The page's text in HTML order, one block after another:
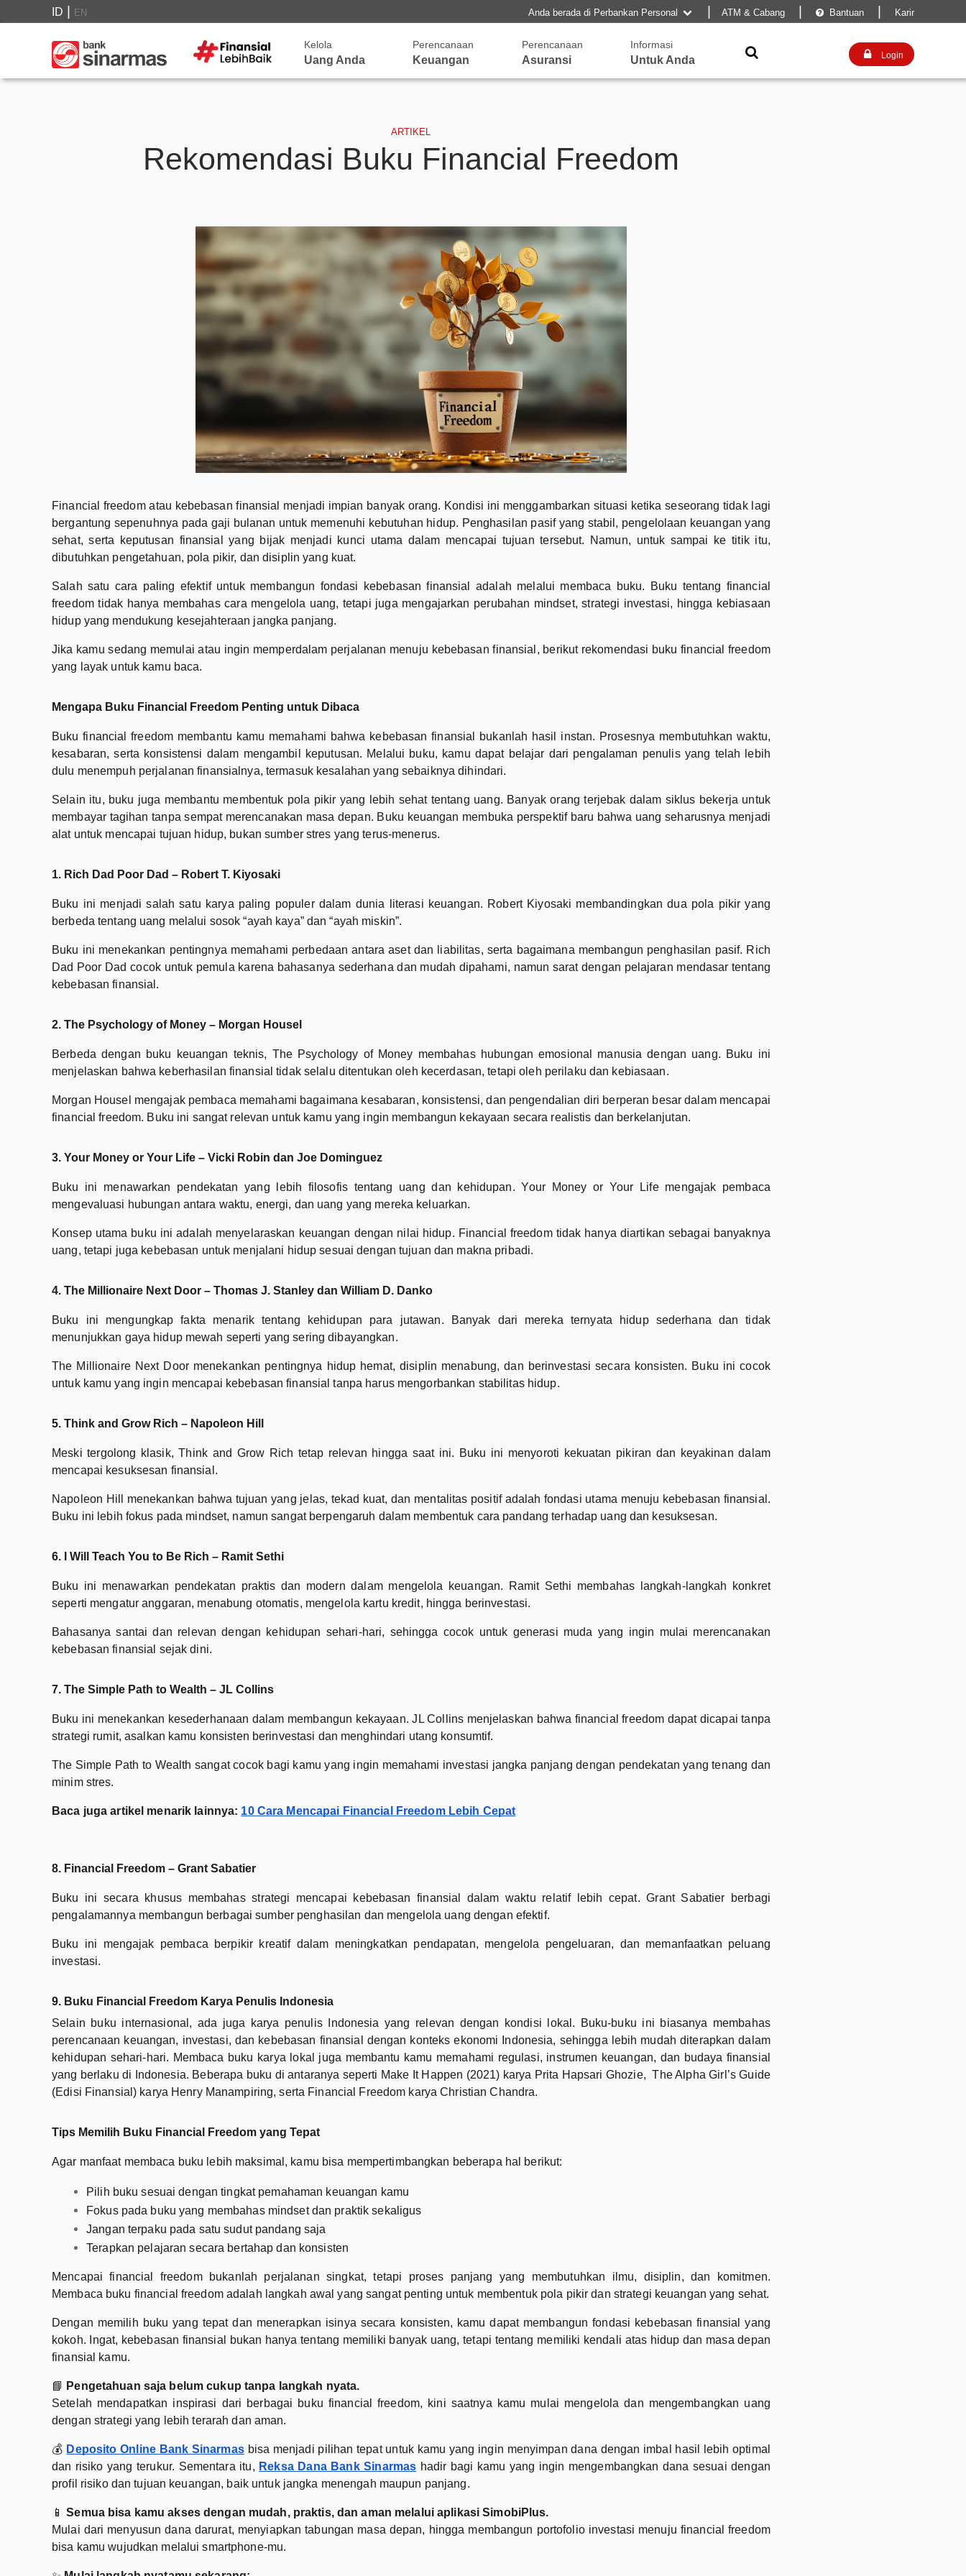
ID EN Anda berada di Perbankan Personal  |ATM & Cabang  Bantuan Karir
Kelola
Uang Anda
Perencanaan
Keuangan
Perencanaan
Asuransi
Informasi
Untuk Anda
  Login
ARTIKEL
Rekomendasi Buku Financial Freedom
Financial freedom atau kebebasan finansial menjadi impian banyak orang. Kondisi ini menggambarkan situasi ketika seseorang tidak lagi
bergantung sepenuhnya pada gaji bulanan untuk memenuhi kebutuhan hidup. Penghasilan pasif yang stabil, pengelolaan keuangan yang
sehat, serta keputusan finansial yang bijak menjadi kunci utama dalam mencapai tujuan tersebut. Namun, untuk sampai ke titik itu,
dibutuhkan pengetahuan, pola pikir, dan disiplin yang kuat.
Salah satu cara paling efektif untuk membangun fondasi kebebasan finansial adalah melalui membaca buku. Buku tentang financial
freedom tidak hanya membahas cara mengelola uang, tetapi juga mengajarkan perubahan mindset, strategi investasi, hingga kebiasaan
hidup yang mendukung kesejahteraan jangka panjang.
Jika kamu sedang memulai atau ingin memperdalam perjalanan menuju kebebasan finansial, berikut rekomendasi buku financial freedom
yang layak untuk kamu baca.
Mengapa Buku Financial Freedom Penting untuk Dibaca
Buku financial freedom membantu kamu memahami bahwa kebebasan finansial bukanlah hasil instan. Prosesnya membutuhkan waktu,
kesabaran, serta konsistensi dalam mengambil keputusan. Melalui buku, kamu dapat belajar dari pengalaman penulis yang telah lebih
dulu menempuh perjalanan finansialnya, termasuk kesalahan yang sebaiknya dihindari.
Selain itu, buku juga membantu membentuk pola pikir yang lebih sehat tentang uang. Banyak orang terjebak dalam siklus bekerja untuk
membayar tagihan tanpa sempat merencanakan masa depan. Buku keuangan membuka perspektif baru bahwa uang seharusnya menjadi
alat untuk mencapai tujuan hidup, bukan sumber stres yang terus-menerus.
1. Rich Dad Poor Dad – Robert T. Kiyosaki
Buku ini menjadi salah satu karya paling populer dalam dunia literasi keuangan. Robert Kiyosaki membandingkan dua pola pikir yang
berbeda tentang uang melalui sosok “ayah kaya” dan “ayah miskin”.
Buku ini menekankan pentingnya memahami perbedaan antara aset dan liabilitas, serta bagaimana membangun penghasilan pasif. Rich
Dad Poor Dad cocok untuk pemula karena bahasanya sederhana dan mudah dipahami, namun sarat dengan pelajaran mendasar tentang
kebebasan finansial.
2. The Psychology of Money – Morgan Housel
Berbeda dengan buku keuangan teknis, The Psychology of Money membahas hubungan emosional manusia dengan uang. Buku ini
menjelaskan bahwa keberhasilan finansial tidak selalu ditentukan oleh kecerdasan, tetapi oleh perilaku dan kebiasaan.
Morgan Housel mengajak pembaca memahami bagaimana kesabaran, konsistensi, dan pengendalian diri berperan besar dalam mencapai
financial freedom. Buku ini sangat relevan untuk kamu yang ingin membangun kekayaan secara realistis dan berkelanjutan.
3. Your Money or Your Life – Vicki Robin dan Joe Dominguez
Buku ini menawarkan pendekatan yang lebih filosofis tentang uang dan kehidupan. Your Money or Your Life mengajak pembaca
mengevaluasi hubungan antara waktu, energi, dan uang yang mereka keluarkan.
Konsep utama buku ini adalah menyelaraskan keuangan dengan nilai hidup. Financial freedom tidak hanya diartikan sebagai banyaknya
uang, tetapi juga kebebasan untuk menjalani hidup sesuai dengan tujuan dan makna pribadi.
4. The Millionaire Next Door – Thomas J. Stanley dan William D. Danko
Buku ini mengungkap fakta menarik tentang kehidupan para jutawan. Banyak dari mereka ternyata hidup sederhana dan tidak
menunjukkan gaya hidup mewah seperti yang sering dibayangkan.
The Millionaire Next Door menekankan pentingnya hidup hemat, disiplin menabung, dan berinvestasi secara konsisten. Buku ini cocok
untuk kamu yang ingin mencapai kebebasan finansial tanpa harus mengorbankan stabilitas hidup.
5. Think and Grow Rich – Napoleon Hill
Meski tergolong klasik, Think and Grow Rich tetap relevan hingga saat ini. Buku ini menyoroti kekuatan pikiran dan keyakinan dalam
mencapai kesuksesan finansial.
Napoleon Hill menekankan bahwa tujuan yang jelas, tekad kuat, dan mentalitas positif adalah fondasi utama menuju kebebasan finansial.
Buku ini lebih fokus pada mindset, namun sangat berpengaruh dalam membentuk cara pandang terhadap uang dan kesuksesan.
6. I Will Teach You to Be Rich – Ramit Sethi
Buku ini menawarkan pendekatan praktis dan modern dalam mengelola keuangan. Ramit Sethi membahas langkah-langkah konkret
seperti mengatur anggaran, menabung otomatis, mengelola kartu kredit, hingga berinvestasi.
Bahasanya santai dan relevan dengan kehidupan sehari-hari, sehingga cocok untuk generasi muda yang ingin mulai merencanakan
kebebasan finansial sejak dini.
7. The Simple Path to Wealth – JL Collins
Buku ini menekankan kesederhanaan dalam membangun kekayaan. JL Collins menjelaskan bahwa financial freedom dapat dicapai tanpa
strategi rumit, asalkan kamu konsisten berinvestasi dan menghindari utang konsumtif.
The Simple Path to Wealth sangat cocok bagi kamu yang ingin memahami investasi jangka panjang dengan pendekatan yang tenang dan
minim stres.
Baca juga artikel menarik lainnya: 10 Cara Mencapai Financial Freedom Lebih Cepat
8. Financial Freedom – Grant Sabatier
Buku ini secara khusus membahas strategi mencapai kebebasan finansial dalam waktu relatif lebih cepat. Grant Sabatier berbagi
pengalamannya membangun berbagai sumber penghasilan dan mengelola uang dengan efektif.
Buku ini mengajak pembaca berpikir kreatif dalam meningkatkan pendapatan, mengelola pengeluaran, dan memanfaatkan peluang
investasi.
9. Buku Financial Freedom Karya Penulis Indonesia
Selain buku internasional, ada juga karya penulis Indonesia yang relevan dengan kondisi lokal. Buku-buku ini biasanya membahas
perencanaan keuangan, investasi, dan kebebasan finansial dengan konteks ekonomi Indonesia, sehingga lebih mudah diterapkan dalam
kehidupan sehari-hari. Membaca buku karya lokal juga membantu kamu memahami regulasi, instrumen keuangan, dan budaya finansial
yang berlaku di Indonesia. Beberapa buku di antaranya seperti Make It Happen (2021) karya Prita Hapsari Ghozie, The Alpha Girl’s Guide
(Edisi Finansial) karya Henry Manampiring, serta Financial Freedom karya Christian Chandra.
Tips Memilih Buku Financial Freedom yang Tepat
Agar manfaat membaca buku lebih maksimal, kamu bisa mempertimbangkan beberapa hal berikut:
Pilih buku sesuai dengan tingkat pemahaman keuangan kamu
Fokus pada buku yang membahas mindset dan praktik sekaligus
Jangan terpaku pada satu sudut pandang saja
Terapkan pelajaran secara bertahap dan konsisten
Mencapai financial freedom bukanlah perjalanan singkat, tetapi proses panjang yang membutuhkan ilmu, disiplin, dan komitmen.
Membaca buku financial freedom adalah langkah awal yang sangat penting untuk membentuk pola pikir dan strategi keuangan yang sehat.
Dengan memilih buku yang tepat dan menerapkan isinya secara konsisten, kamu dapat membangun fondasi kebebasan finansial yang
kokoh. Ingat, kebebasan finansial bukan hanya tentang memiliki banyak uang, tetapi tentang memiliki kendali atas hidup dan masa depan
finansial kamu.
📘 Pengetahuan saja belum cukup tanpa langkah nyata.
Setelah mendapatkan inspirasi dari berbagai buku financial freedom, kini saatnya kamu mulai mengelola dan mengembangkan uang
dengan strategi yang lebih terarah dan aman.
💰 Deposito Online Bank Sinarmasbisa menjadi pilihan tepat untuk kamu yang ingin menyimpan dana dengan imbal hasil lebih optimal
dan risiko yang terukur. Sementara itu, Reksa Dana Bank Sinarmas hadir bagi kamu yang ingin mengembangkan dana sesuai dengan
profil risiko dan tujuan keuangan, baik untuk jangka menengah maupun panjang.
📱Semua bisa kamu akses dengan mudah, praktis, dan aman melalui aplikasi SimobiPlus.
Mulai dari menyusun dana darurat, menyiapkan tabungan masa depan, hingga membangun portofolio investasi menuju financial freedom
bisa kamu wujudkan melalui smartphone-mu.